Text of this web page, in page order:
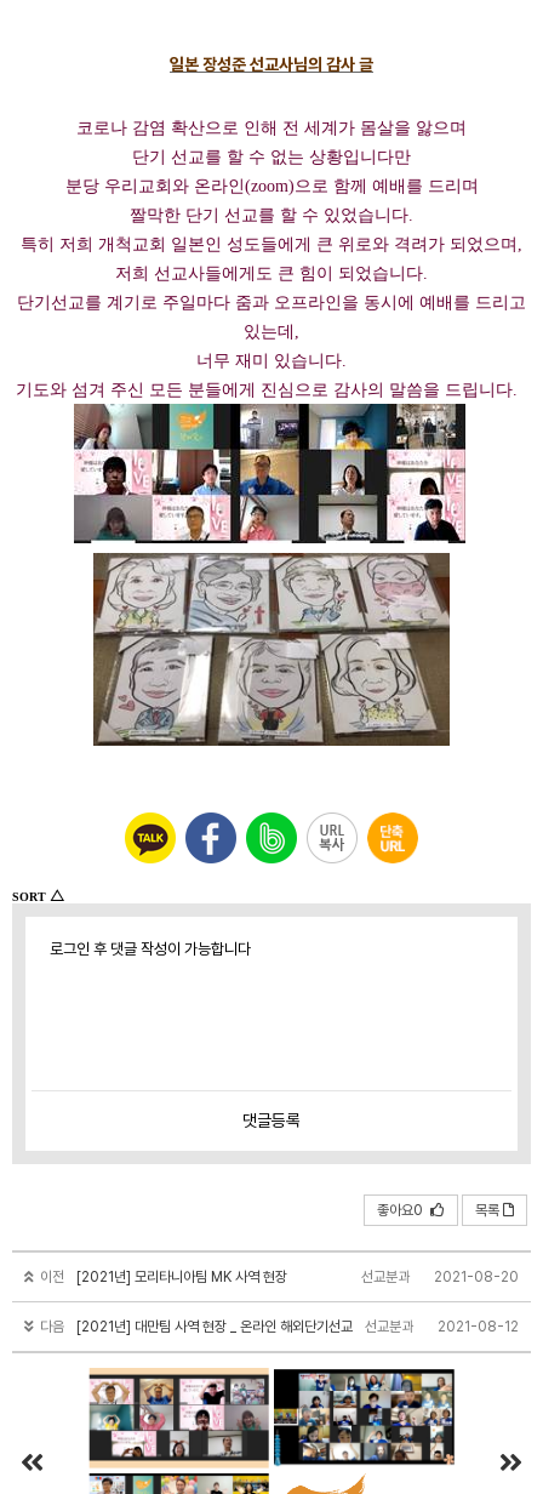
일본 장성준 선교사님의 감사 글
코로나 감염 확산으로 인해 전 세계가 몸살을 앓으며
단기 선교를 할 수 없는 상황입니다만
분당 우리교회와 온라인(zoom)으로 함께 예배를 드리며
짤막한 단기 선교를 할 수 있었습니다.
특히 저희 개척교회 일본인 성도들에게 큰 위로와 격려가 되었으며,
저희 선교사들에게도 큰 힘이 되었습니다.
단기선교를 계기로 주일마다 줌과 오프라인을 동시에 예배를 드리고
있는데,
너무 재미 있습니다.
기도와 섬겨 주신 모든 분들에게 진심으로 감사의 말씀을 드립니다.
SORT △
로그인 후 댓글 작성이 가능합니다
댓글등록
목록
좋아요0
2021-08-20
선교분과
이전 [2021년] 모리타니아팀 MK 사역 현장
2021-08-12
선교분과
다음 [2021년] 대만팀 사역 현장 _ 온라인 해외단기선교